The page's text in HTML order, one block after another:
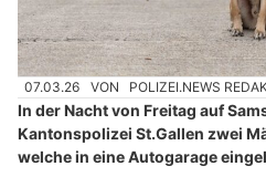
07.03.26 VON POLIZEI.NEWS
In der Nacht von Freitag auf
Kantonspolizei St.Gallen zwei
welche in eine Autogarage